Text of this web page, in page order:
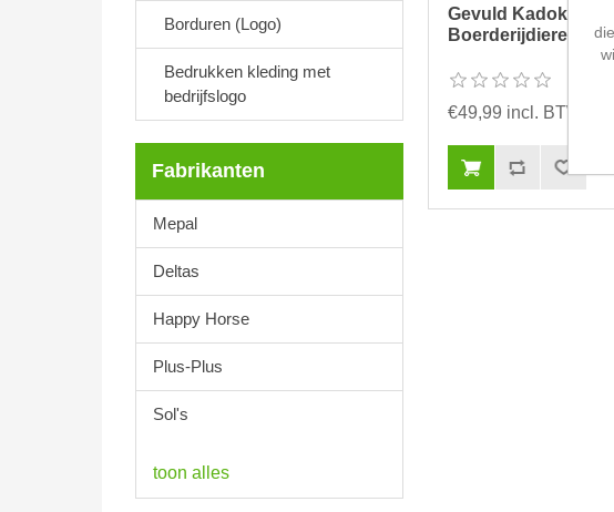
Borduren (Logo)
Bedrukken kleding met
bedrijfslogo
Fabrikanten
Mepal
Deltas
Happy Horse
Plus-Plus
Sol's
toon alles
Gevuld
Boerderijdieren –...
€49,99 incl. BTW